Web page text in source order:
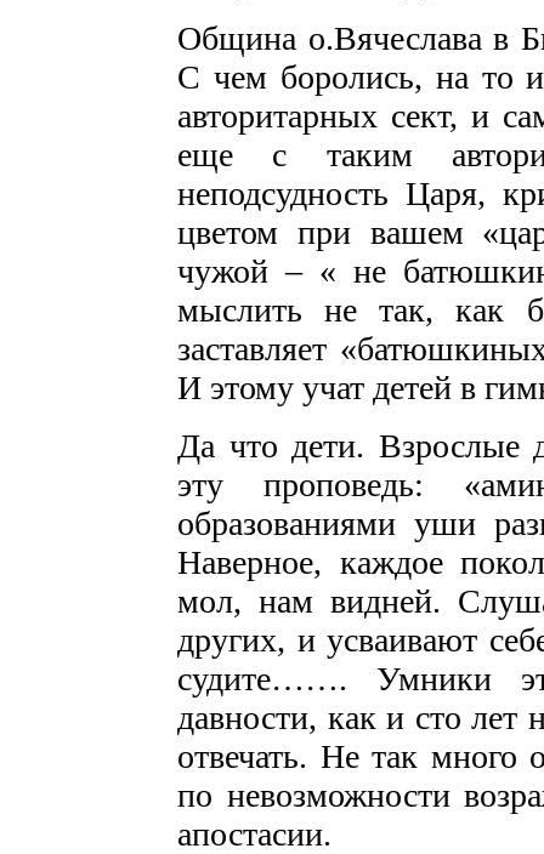
Община о.Вячеслава в
С чем боролись, на то
авторитарных сект, и
еще с таким
неподсудность Царя,
цветом при вашем
чужой – « не
мыслить не так, как
заставляет
И этому учат детей в
Да что дети. Взрослые
эту проповедь:
образованиями уши
Наверное, каждое
мол, нам видней.
других, и усваивают
судите……. Умники
давности, как и сто лет
отвечать. Не так
по невозможности
апостасии.